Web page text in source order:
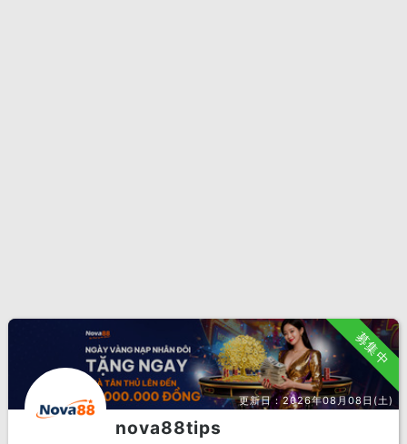
募集中
更新日：2026年08月08日(土)
nova88tips